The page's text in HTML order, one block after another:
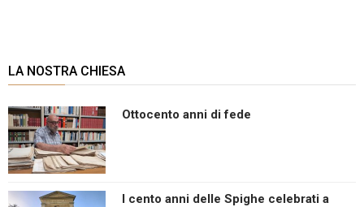
LA NOSTRA CHIESA
Ottocento anni di fede
I cento anni delle Spighe celebrati a